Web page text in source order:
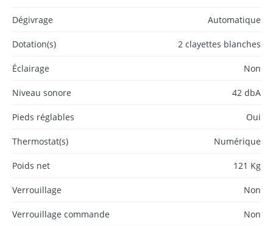
Dégivrage Automatique
Dotation(s) 2 clayettes blanches
Éclairage Non
Niveau sonore 42 dbA
Pieds réglables Oui
Thermostat(s) Numérique
Poids net 121 Kg
Verrouillage Non
Verrouillage commande Non